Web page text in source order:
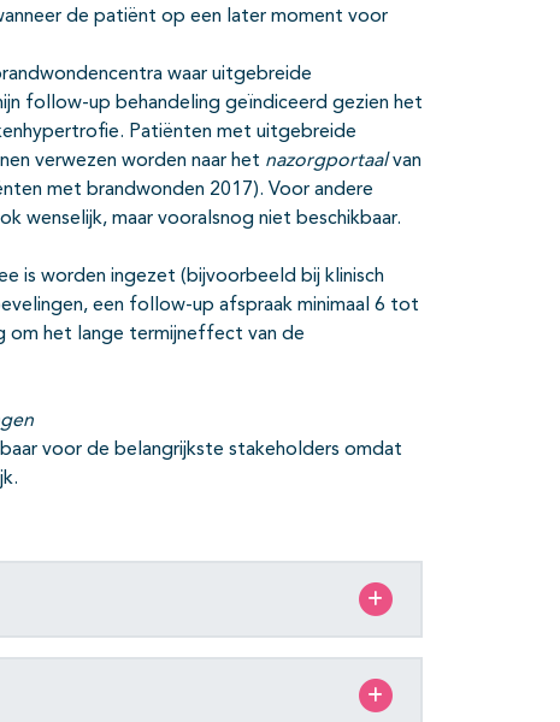
de patiënt op een later moment voor
waar uitgebreide
follow-up behandeling geïndiceerd gezien het
Patiënten met uitgebreide
verwezen worden naar het nazorgportaalvan
met brandwonden 2017). Voor andere
maar vooralsnog niet beschikbaar.
is worden ingezet (bijvoorbeeld bij klinisch
een follow-up afspraak minimaal 6 tot
om het lange termijneffect van de
voor de belangrijkste stakeholders omdat